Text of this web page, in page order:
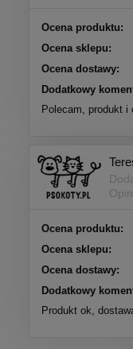
Ocena produktu:
Ocena sklepu:
Ocena dostawy:
Dodatkowy
Polecam, produkt i
Ocena produktu:
Ocena sklepu:
Ocena dostawy:
Dodatkowy
Produkt ok,